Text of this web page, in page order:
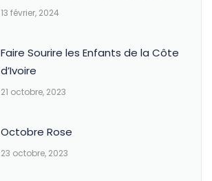
13 février, 2024
Faire Sourire les Enfants de la Côte
d’Ivoire
21 octobre, 2023
Octobre Rose
23 octobre, 2023